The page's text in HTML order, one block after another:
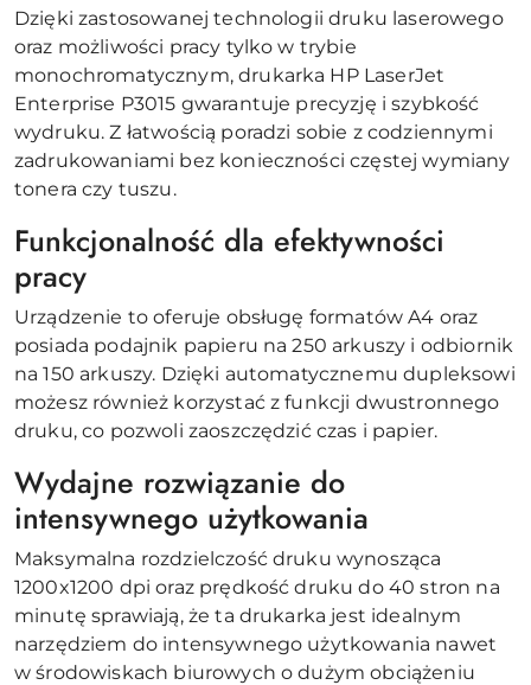
Dzięki zastosowanej technologii druku laserowego
oraz możliwości pracy tylko w trybie
monochromatycznym, drukarka HP LaserJet
Enterprise P3015 gwarantuje precyzję i szybkość
wydruku. Z łatwością poradzi sobie z codziennymi
zadrukowaniami bez konieczności częstej wymiany
tonera czy tuszu.
Funkcjonalność dla efektywności
pracy
Urządzenie to oferuje obsługę formatów A4 oraz
posiada podajnik papieru na 250 arkuszy i odbiornik
na 150 arkuszy. Dzięki automatycznemu dupleksowi
możesz również korzystać z funkcji dwustronnego
druku, co pozwoli zaoszczędzić czas i papier.
Wydajne rozwiązanie do
intensywnego użytkowania
Maksymalna rozdzielczość druku wynosząca
1200x1200 dpi oraz prędkość druku do 40 stron na
minutę sprawiają, że ta drukarka jest idealnym
narzędziem do intensywnego użytkowania nawet
w środowiskach biurowych o dużym obciążeniu